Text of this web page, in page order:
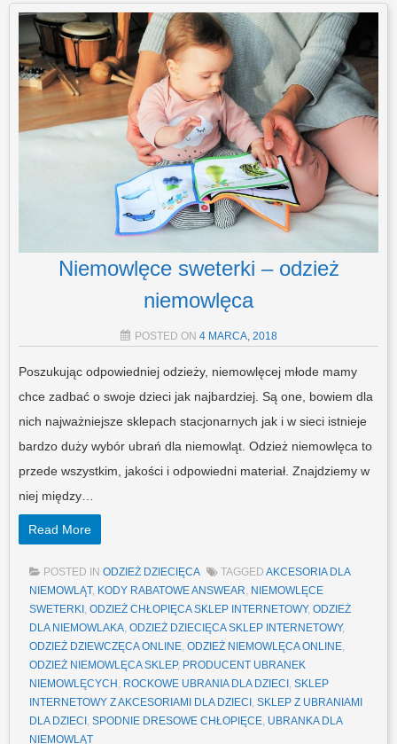
Niemowlęce sweterki – odzież
niemowlęca
POSTED ON 4 MARCA, 2018
Poszukując odpowiedniej odzieży, niemowlęcej młode mamy
chce zadbać o swoje dzieci jak najbardziej. Są one, bowiem dla
nich najważniejsze sklepach stacjonarnych jak i w sieci istnieje
bardzo duży wybór ubrań dla niemowląt. Odzież niemowlęca to
przede wszystkim, jakości i odpowiedni materiał. Znajdziemy w
niej między…
Read More
POSTED IN ODZIEŻ DZIECIĘCA TAGGED AKCESORIA DLA
NIEMOWLĄT, KODY RABATOWE ANSWEAR, NIEMOWLĘCE
SWETERKI , ODZIEŻ CHŁOPIĘCA SKLEP INTERNETOWY, ODZIEŻ
DLA NIEMOWLAKA, ODZIEŻ DZIECIĘCA SKLEP INTERNETOWY,
ODZIEŻ DZIEWCZĘCA ONLINE, ODZIEŻ NIEMOWLĘCA ONLINE,
ODZIEŻ NIEMOWLĘCA SKLEP, PRODUCENT UBRANEK
NIEMOWLĘCYCH , ROCKOWE UBRANIA DLA DZIECI , SKLEP
INTERNETOWY Z AKCESORIAMI DLA DZIECI , SKLEP Z UBRANIAMI
DLA DZIECI , SPODNIE DRESOWE CHŁOPIĘCE, UBRANKA DLA
NIEMOWLĄT